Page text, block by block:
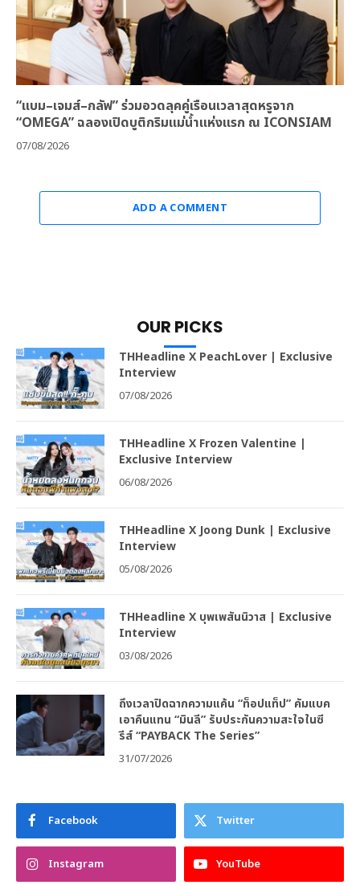
“แบม–เจมส์–กลัฟ” ร่วมอวดลุคคู่เรือนเวลาสุดหรูจาก
“OMEGA” ฉลองเปิดบูติกริมแม่น้ำแห่งแรก ณ ICONSIAM
07/08/2026
ADD A COMMENT
OUR PICKS
THHeadline X PeachLover | Exclusive
Interview
07/08/2026
THHeadline X Frozen Valentine |
Exclusive Interview
06/08/2026
THHeadline X Joong Dunk | Exclusive
Interview
05/08/2026
THHeadline X บุพเพสันนิวาส | Exclusive
Interview
03/08/2026
ถึงเวลาปิดฉากความแค้น “ท็อปแท็ป” คัมแบค
เอาคืนแทน “มินลี” รับประกันความสะใจในซี
รีส์ “PAYBACK The Series”
31/07/2026
Facebook Twitter
Instagram YouTube